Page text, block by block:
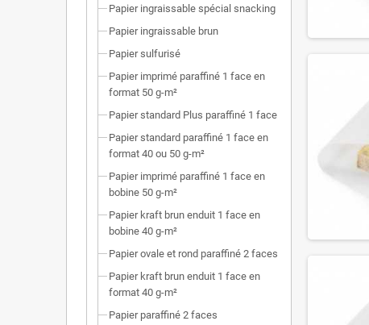
Papier ingraissable spécial snacking
Papier ingraissable brun
Papier sulfurisé
Papier imprimé paraffiné 1 face en
format 50 g-m²
Papier standard Plus paraffiné 1 face
Papier standard paraffiné 1 face en
format 40 ou 50 g-m²
Papier imprimé paraffiné 1 face en
bobine 50 g-m²
Papier kraft brun enduit 1 face en
bobine 40 g-m²
Papier ovale et rond paraffiné 2 faces
Papier kraft brun enduit 1 face en
format 40 g-m²
Papier paraffiné 2 faces